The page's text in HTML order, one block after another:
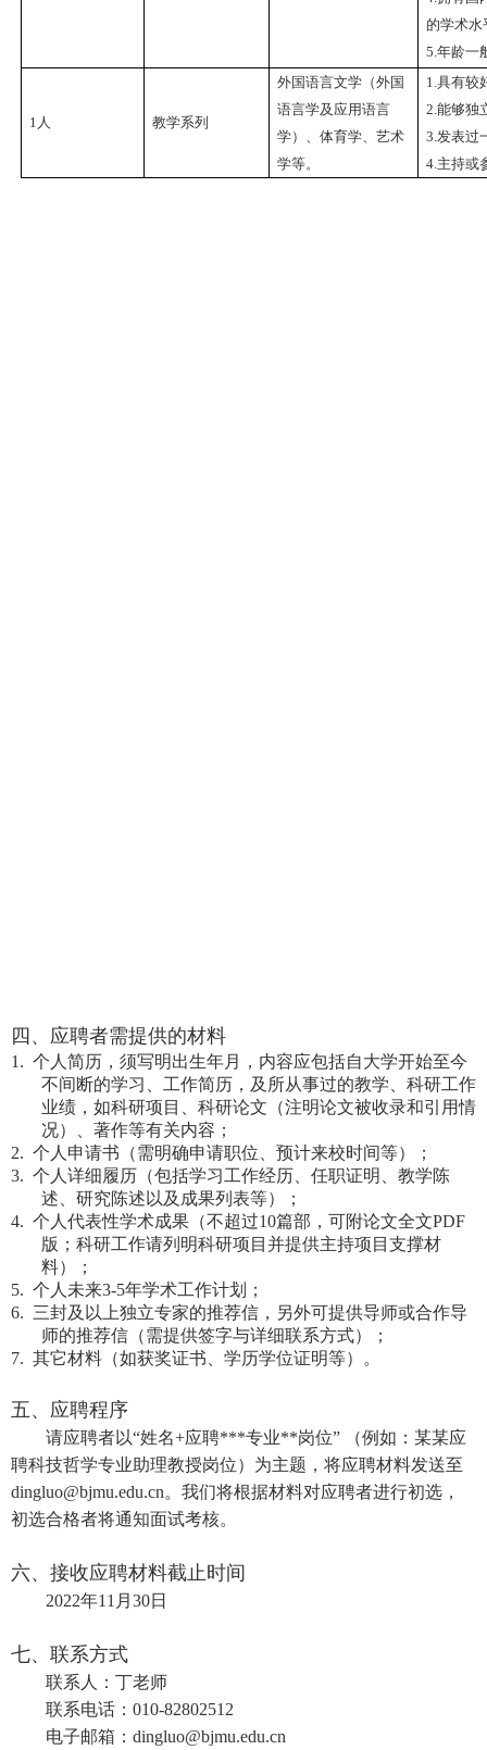
的学术水
5.年龄一
1 人 教学系列
外国语言文学（外国
语言学及应用语言
学）、体育学、艺术
学等。
1.具有较
2.能够独
3. 发表过
4. 主持或
四、应聘者需提供的材料
1. 个人简历，须写明出生年月，内容应包括自大学开始至今
不间断的学习、工作简历，及所从事过的教学、科研工作
业绩，如科研项目、科研论文（注明论文被收录和引用情
况）、著作等有关内容；
2. 个人申请书（需明确申请职位、预计来校时间等）；
3. 个人详细履历（包括学习工作经历、任职证明、教学陈
述、研究陈述以及成果列表等）；
4. 个人代表性学术成果（不超过10篇部，可附论文全文PDF
版；科研工作请列明科研项目并提供主持项目支撑材
料）；
5. 个人未来3-5年学术工作计划；
6. 三封及以上独立专家的推荐信，另外可提供导师或合作导
师的推荐信（需提供签字与详细联系方式）；
7. 其它材料（如获奖证书、学历学位证明等）。
五、应聘程序
请应聘者以“姓名+应聘***专业**岗位” （例如：某某应
聘科技哲学专业助理教授岗位）为主题，将应聘材料发送至
dingluo@bjmu.edu.cn。我们将根据材料对应聘者进行初选，
初选合格者将通知面试考核。
六、接收应聘材料截止时间
2022年11月30日
七、联系方式
联系人：丁老师
联系电话：010-82802512
电子邮箱： dingluo@bjmu.edu.cn